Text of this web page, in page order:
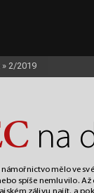
mělo ve
spíše nemluvilo. Až
ajském zálivu najít, a
na
» 2/2019